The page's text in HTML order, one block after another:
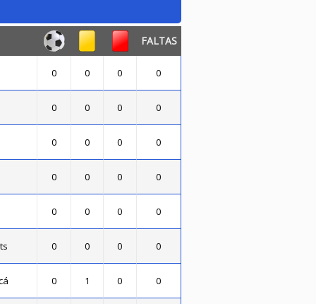
FALTAS
0 0 0 0
0 0 0 0
0 0 0 0
0 0 0 0
0 0 0 0
0 0 0 0
0 1 0 0